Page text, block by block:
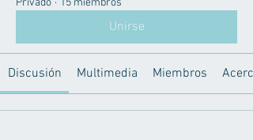
Privado · 15 miembros
Unirse
Discusión Multimedia Miembros